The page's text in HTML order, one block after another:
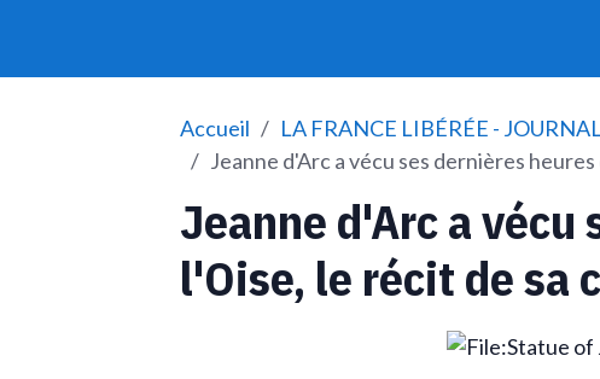
Accueil LA FRANCE LIBÉRÉE -
Jeanne d'Arc a vécu ses dernières
Jeanne d'Arc a
l'Oise, le récit de sa